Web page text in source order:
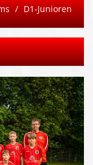
D1-Junioren